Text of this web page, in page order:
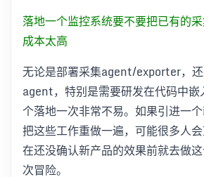
落地一个监控系统要不要把已有的
成本太高
无论是部署采集agent/exporter，
agent，特别是需要研发在代码中
个落地一次非常不易。如果引进一
把这些工作重做一遍，可能很多人
在还没确认新产品的效果前就去做
次冒险。